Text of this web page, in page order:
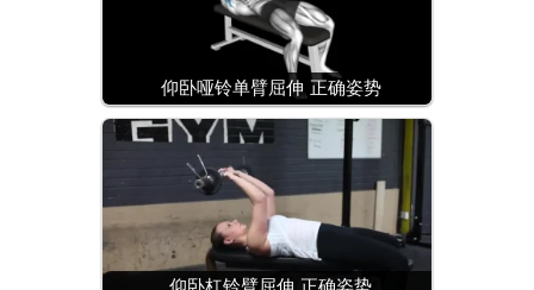
仰卧哑铃单臂屈伸 正确姿势